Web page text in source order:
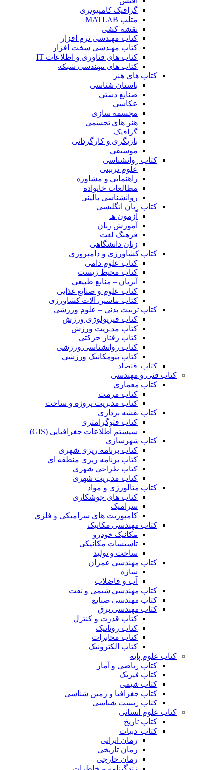
گرافیک کامپیوتری
متلب MATLAB
نقشه کشی
کتاب مهندسی نرم افزار
کتاب مهندسی سخت افزار
کتاب های فناوری و اطلاعات IT
کتاب های مهندسی شبکه
کتاب های هنر
باستان شناسی
صنایع دستی
عکاسی
مجسمه سازی
هنر های تجسمی
گرافیک
بازیگری و کارگردانی
موسیقی
کتاب روانشناسی
علوم تربیتی
راهنمایی و مشاوره
مطالعات خانواده
روانشناسی بالینی
کتاب زبان انگلیسی
آزمون ها
آموزش زبان
فرهنگ لغت
زبان دانشگاهی
کتاب کشاورزی و دامپروری
کتاب علوم دامی
کتاب محیط زیست
آبزیان – منابع طبیعی
کتاب علوم و صنایع غذایی
کتاب ماشین آلات کشاورزی
کتاب تربیت بدنی – علوم ورزشی
کتاب فیزیولوژی ورزش
کتاب مدیریت ورزش
کتاب رفتار حرکتی
کتاب روانشناسی ورزشی
کتاب بیومکانیک ورزشی
کتاب اقتصاد
کتاب فنی و مهندسی
کتاب معماری
کتاب مرمت
کتاب مدیریت پروژه و ساخت
کتاب نقشه برداری
کتاب فتوگرامتری
سیستم اطلاعات جغرافیایی (GIS)
کتاب شهرسازی
کتاب برنامه ریزی شهری
کتاب برنامه ریزی منطقه ای
کتاب طراحی شهری
کتاب مدیریت شهری
کتاب متالورژی و مواد
کتاب های جوشکاری
سرامیک
کامپوزیت های سرامیکی و فلزی
کتاب مهندسی مکانیک
مکانیک خودرو
تاسیسات مکانیکی
ساخت و تولید
کتاب مهندسی عمران
سازه
آب و فاضلاب
کتاب مهندسی شیمی و نفت
کتاب مهندسی صنایع
کتاب مهندسی برق
کتاب قدرت و کنترل
کتاب روباتیک
کتاب مخابرات
کتاب الکترونیک
کتاب علوم پایه
کتاب ریاضی و آمار
کتاب فیزیک
کتاب شیمی
کتاب جغرافیا و زمین شناسی
کتاب زیست شناسی
کتاب علوم انسانی
کتاب تاریخ
کتاب ادبیات
رمان ایرانی
رمان تاریخی
رمان خارجی
زندگینامه و خاطرات